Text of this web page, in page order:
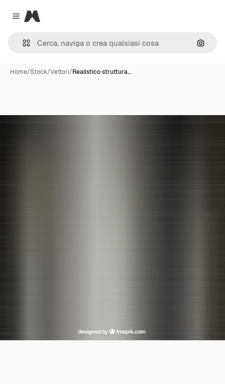
Close menu
Magnific
Cerca
Home/Stock/Vettori/Realistico struttura…